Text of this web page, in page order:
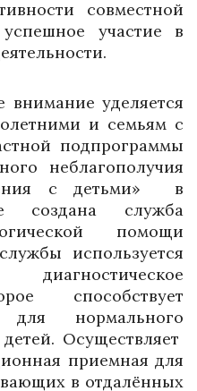
совместной
участие в
уделяется
и семьям с
подпрограммы
неблагополучия
с детьми» в
создана служба
помощи
используется
способствует
нормального
Осуществляет
приемная для
в отдалённых